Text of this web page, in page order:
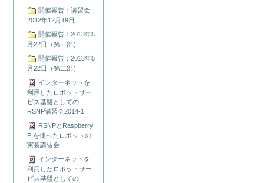
開催報告：講習会
2012年12月19日
開催報告：2013年5
月22日（第一部）
開催報告：2013年5
月22日（第二部）
インターネットを
利用したロボットサー
ビス基盤としての
RSNP講習会2014-1
RSNPとRaspberry
PIを使ったロボットの
実装講習会
インターネットを
利用したロボットサー
ビス基盤としての